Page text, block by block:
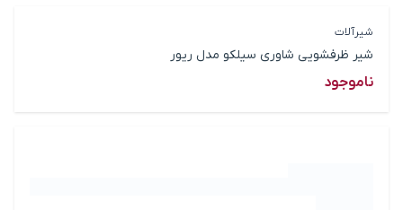
شیرآلات
شیر ظرفشویی شاوری سیلکو مدل ریور
ناموجود